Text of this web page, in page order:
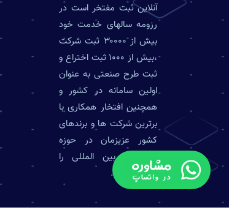
آنلاین ثبت مفتخر است در
رزومه سالهای خدمت خود
بیش از ۳۰۰۰۰ ثبت شرکت
،بیش از ۱۰۰۰ ثبت اختراع و
ثبت طرح صنعتی به عنوان
اولین سامانه در کشور و
همچنین افتخار همکاری با
برترین شرکت ها و برندهای
کشور عزیزمان در حوزه
داخلی و بین المللی را
داشته است .